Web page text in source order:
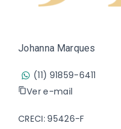
Johanna Marques
(11) 91859-6411
Ver e-mail
CRECI: 95426-F